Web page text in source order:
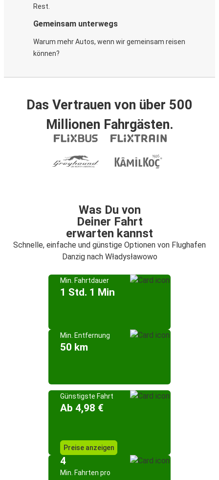
Rest.
Gemeinsam unterwegs
Warum mehr Autos, wenn wir gemeinsam reisen
können?
Das Vertrauen von über 500
Millionen Fahrgästen.
Was Du von
Deiner Fahrt
erwarten kannst
Schnelle, einfache und günstige Optionen von Flughafen
Danzig nach Władysławowo
Min. Fahrtdauer
1 Std. 1 Min
Min. Entfernung
50 km
Günstigste Fahrt
Ab 4,98 €
Preise anzeigen
4
Min. Fahrten pro